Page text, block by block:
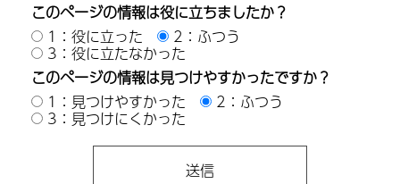
このページの情報は役に立ちましたか？
1：役に立った
2：ふつう
3：役に立たなかった
このページの情報は見つけやすかったですか？
1：見つけやすかった
2：ふつう
3：見つけにくかった